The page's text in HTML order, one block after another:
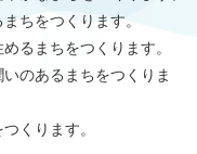
ちをつくります。
るまちをつくります。
のあるまちをつくりま
くります。